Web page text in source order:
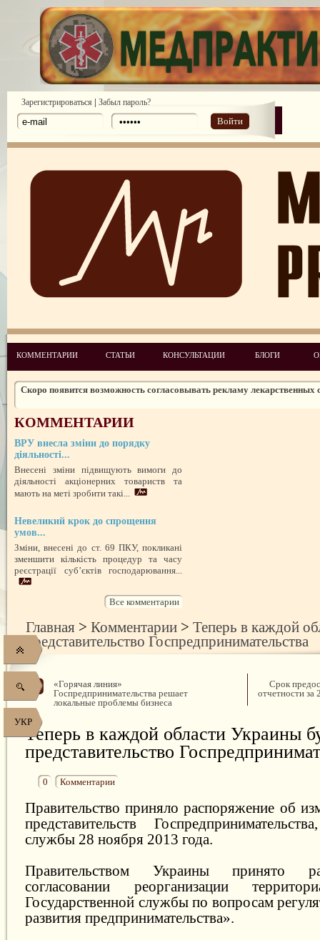
УКР
Зарегистрироваться | Забыл пароль?
Войти
КОММЕНТАРИИ СТАТЬИ КОНСУЛЬТАЦИИ БЛОГИ
Законодательство: нормативные акты и проекты №1 2010
Законодательство: нормативные акты и проекты №2 2010
Законодательство: нормативные акты и проекты № 5 2010
Новые лицензионные условия осуществления деятельности по
практике
Чего ожидать налогоплательщикам в 2011 году
Скоро появится возможность согласовывать рекламу лекарственных
Обзор изменений налогового законодательства на 2012 год
КОММЕНТАРИИ
ВРУ внесла зміни до порядку
діяльності...
Внесені зміни підвищують вимоги до
діяльності акціонерних товариств та
мають на меті зробити такі...
Невеликий крок до спрощення
умов...
Зміни, внесені до ст. 69 ПКУ, покликані
зменшити кількість процедур та часу
реєстрації суб’єктів господарювання...
Все комментарии
Главная > Комментарии > Теперь в каждой
представительство Госпредпринимательства
«Горячая линия»
Госпредпринимательства решает
локальные проблемы бизнеса
Срок
отчетности за
Теперь в каждой области Украины
представительство
0 Комментарии
Правительство приняло распоряжение об
представительств
службы 28 ноября 2013 года.
Правительством Украины принято
согласовании реорганизации
Государственной службы по вопросам
развития предпринимательства».